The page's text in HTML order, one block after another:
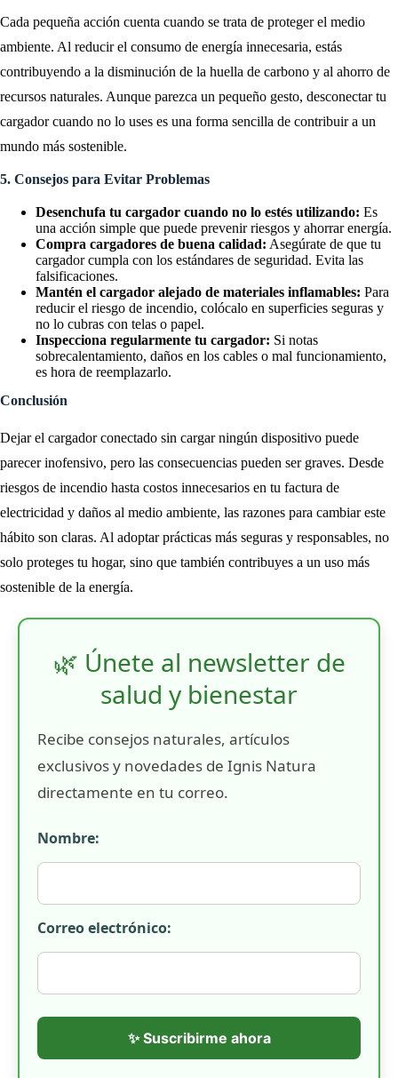
Cada pequeña acción cuenta cuando se trata de proteger el medio
ambiente. Al reducir el consumo de energía innecesaria, estás
contribuyendo a la disminución de la huella de carbono y al ahorro de
recursos naturales. Aunque parezca un pequeño gesto, desconectar tu
cargador cuando no lo uses es una forma sencilla de contribuir a un
mundo más sostenible.
5. Consejos para Evitar Problemas
Desenchufa tu cargador cuando no lo estés utilizando: Es
una acción simple que puede prevenir riesgos y ahorrar energía.
Compra cargadores de buena calidad: Asegúrate de que tu
cargador cumpla con los estándares de seguridad. Evita las
falsificaciones.
Mantén el cargador alejado de materiales inflamables: Para
reducir el riesgo de incendio, colócalo en superficies seguras y
no lo cubras con telas o papel.
Inspecciona regularmente tu cargador: Si notas
sobrecalentamiento, daños en los cables o mal funcionamiento,
es hora de reemplazarlo.
Conclusión
Dejar el cargador conectado sin cargar ningún dispositivo puede
parecer inofensivo, pero las consecuencias pueden ser graves. Desde
riesgos de incendio hasta costos innecesarios en tu factura de
electricidad y daños al medio ambiente, las razones para cambiar este
hábito son claras. Al adoptar prácticas más seguras y responsables, no
solo proteges tu hogar, sino que también contribuyes a un uso más
sostenible de la energía.
🌿 Únete al newsletter de
salud y bienestar
Recibe consejos naturales, artículos
exclusivos y novedades de Ignis Natura
directamente en tu correo.
Nombre:
Correo electrónico:
✨ Suscribirme ahora